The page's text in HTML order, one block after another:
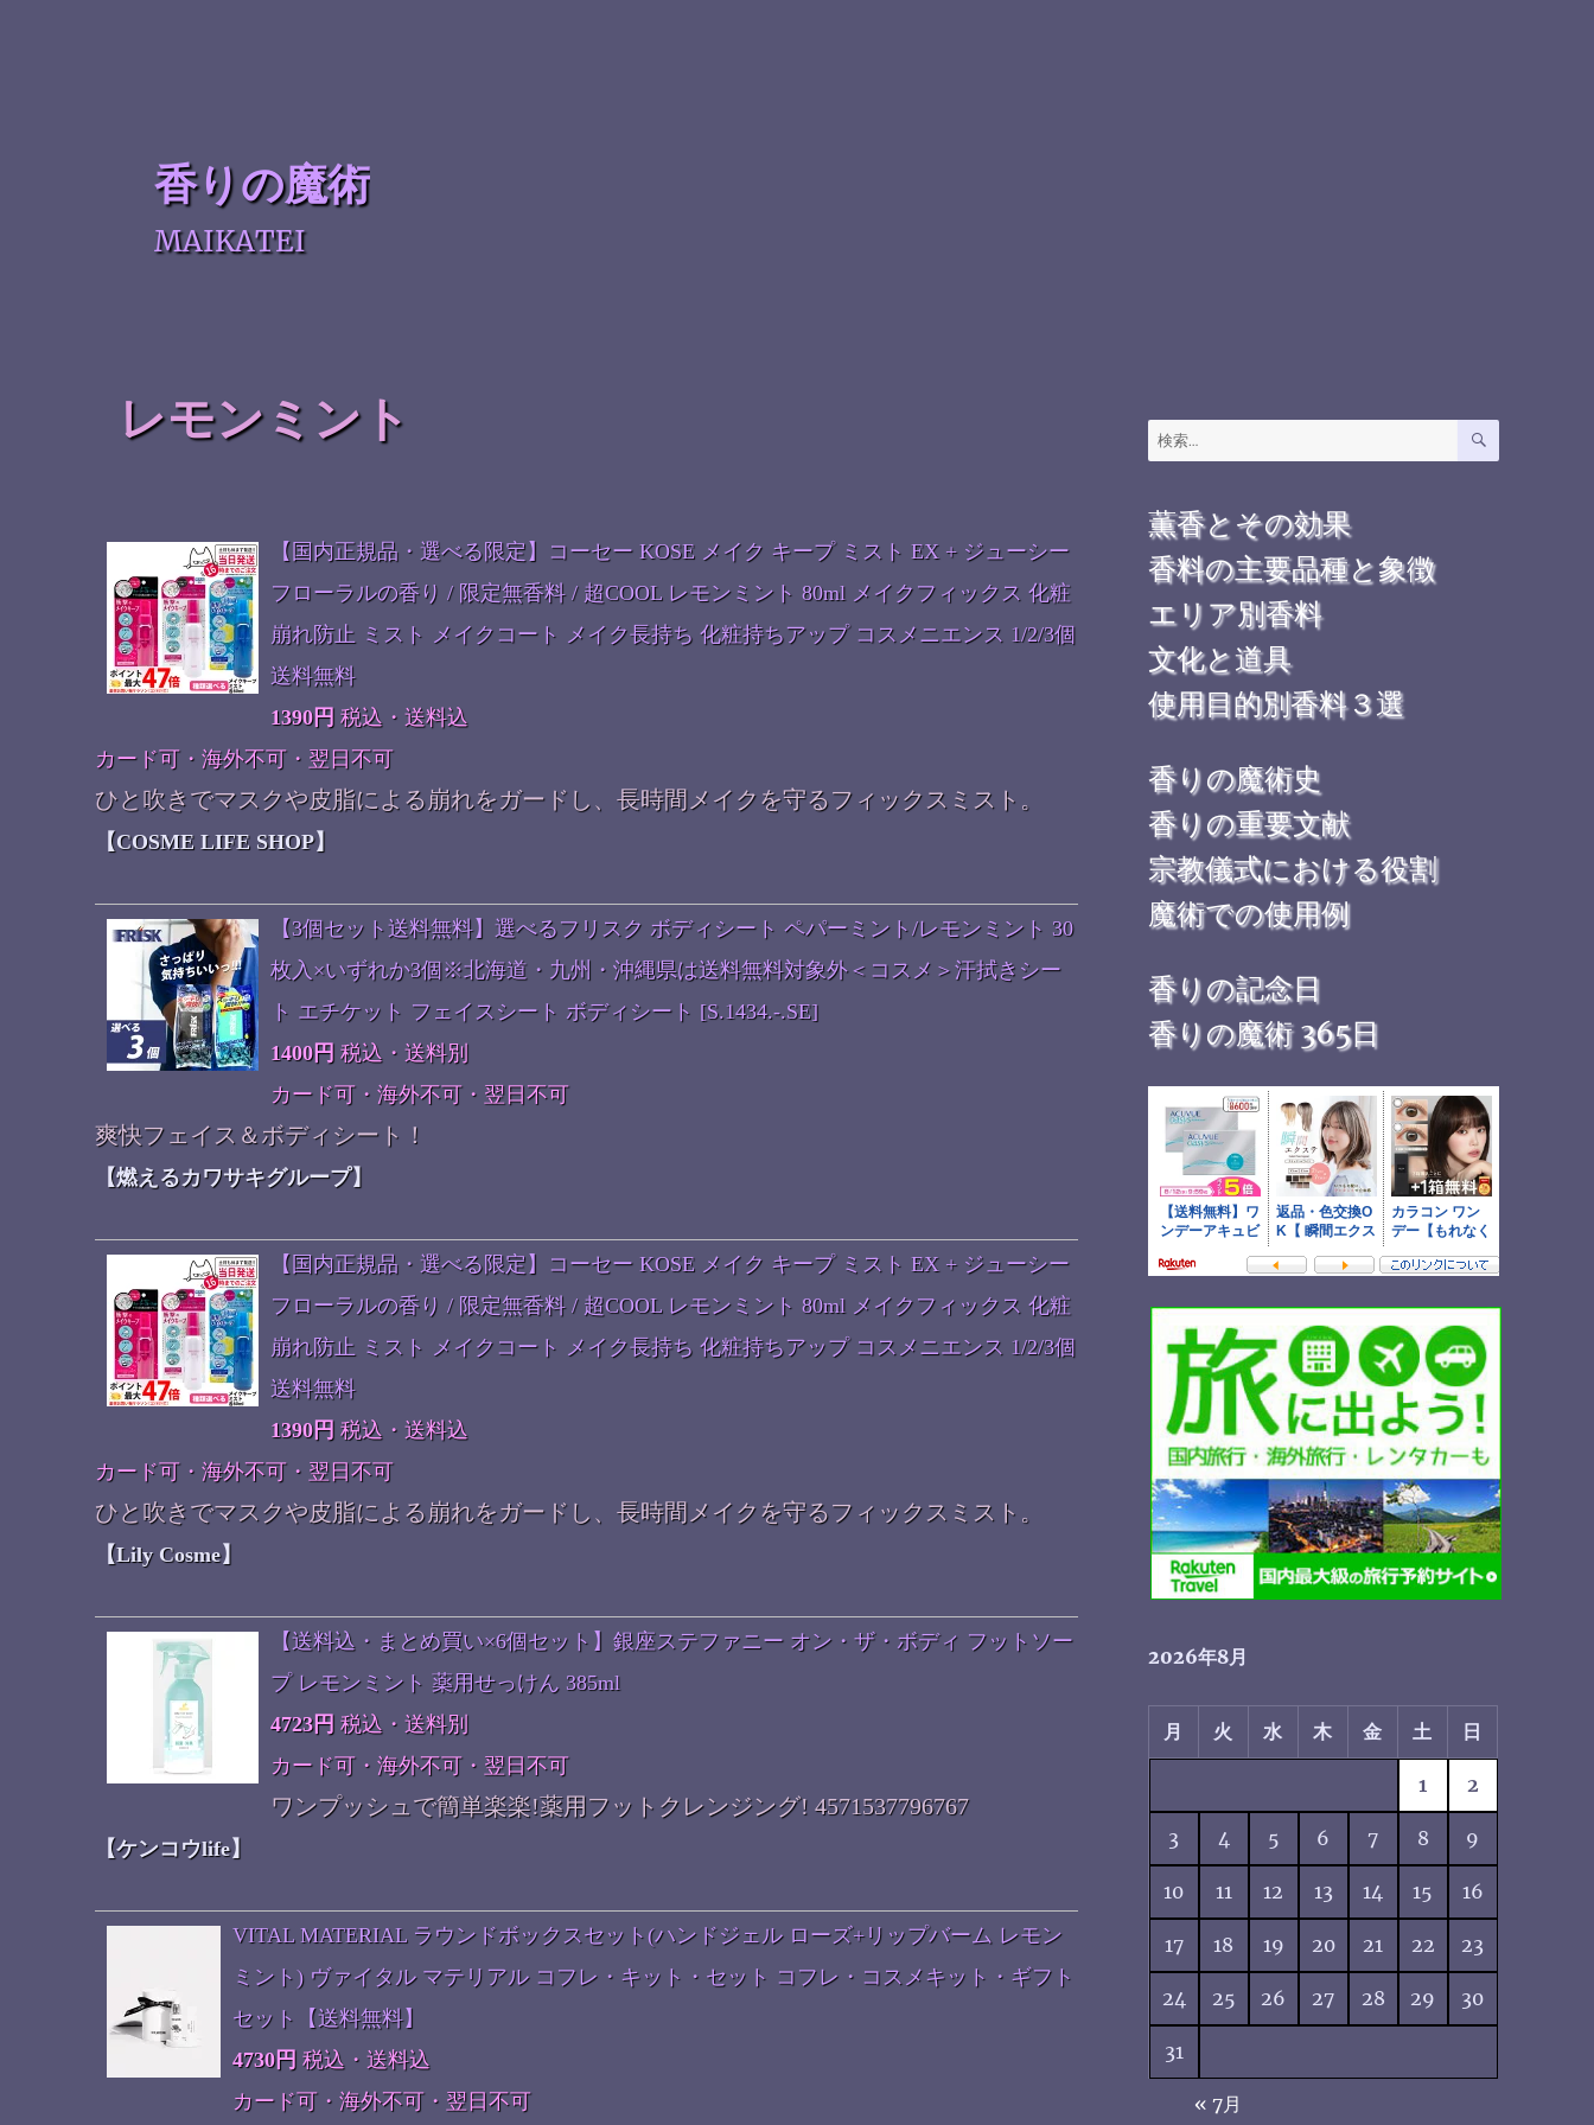
香りの魔術
MAIKATEI
レモンミント
【国内正規品・選べる限定】コーセー KOSE メイク キープ ミスト EX + ジューシー
フローラルの香り / 限定無香料 / 超COOL レモンミント 80ml メイクフィックス 化粧
崩れ防止 ミスト メイクコート メイク長持ち 化粧持ちアップ コスメニエンス 1/2/3個
送料無料
1390円 税込・送料込
カード可・海外不可・翌日不可
ひと吹きでマスクや皮脂による崩れをガードし、長時間メイクを守るフィックスミスト。
【COSME LIFE SHOP】
【3個セット送料無料】選べるフリスク ボディシート ペパーミント/レモンミント 30
枚入×いずれか3個※北海道・九州・沖縄県は送料無料対象外＜コスメ＞汗拭きシー
ト エチケット フェイスシート ボディシート [S.1434.-.SE]
1400円 税込・送料別
カード可・海外不可・翌日不可
爽快フェイス＆ボディシート！
【燃えるカワサキグループ】
【国内正規品・選べる限定】コーセー KOSE メイク キープ ミスト EX + ジューシー
フローラルの香り / 限定無香料 / 超COOL レモンミント 80ml メイクフィックス 化粧
崩れ防止 ミスト メイクコート メイク長持ち 化粧持ちアップ コスメニエンス 1/2/3個
送料無料
1390円 税込・送料込
カード可・海外不可・翌日不可
ひと吹きでマスクや皮脂による崩れをガードし、長時間メイクを守るフィックスミスト。
【Lily Cosme】
【送料込・まとめ買い×6個セット】銀座ステファニー オン・ザ・ボディ フットソー
プ レモンミント 薬用せっけん 385ml
4723円 税込・送料別
カード可・海外不可・翌日不可
ワンプッシュで簡単楽楽!薬用フットクレンジング! 4571537796767
【ケンコウlife】
VITAL MATERIAL ラウンドボックスセット(ハンドジェル ローズ+リップバーム レモン
ミント) ヴァイタル マテリアル コフレ・キット・セット コフレ・コスメキット・ギフト
セット【送料無料】
4730円 税込・送料込
カード可・海外不可・翌日不可
検
索:
検
薫香とその効果
香料の主要品種と象徴
エリア別香料
文化と道具
使用目的別香料３選
香りの魔術史
香りの重要文献
宗教儀式における役割
魔術での使用例
香りの記念日
香りの魔術 365日
2026年8月
月 火 水 木 金 土 日
1 2
3 4 5 6 7 8 9
10 11 12 13 14 15 16
17 18 19 20 21 22 23
24 25 26 27 28 29 30
31
« 7月